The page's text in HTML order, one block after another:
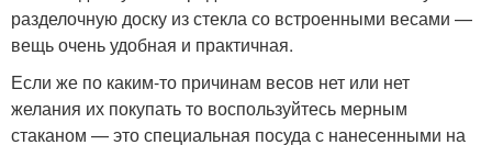
разделочную доску из стекла со встроенными весами —
вещь очень удобная и практичная.
Если же по каким-то причинам весов нет или нет
желания их покупать то воспользуйтесь мерным
стаканом — это специальная посуда с нанесенными на